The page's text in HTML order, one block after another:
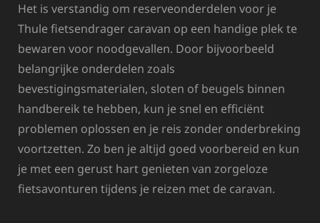
Het is verstandig om reserveonderdelen voor je
Thule fietsendrager caravan op een handige plek te
bewaren voor noodgevallen. Door bijvoorbeeld
belangrijke onderdelen zoals
bevestigingsmaterialen, sloten of beugels binnen
handbereik te hebben, kun je snel en efficiënt
problemen oplossen en je reis zonder onderbreking
voortzetten. Zo ben je altijd goed voorbereid en kun
je met een gerust hart genieten van zorgeloze
fietsavonturen tijdens je reizen met de caravan.